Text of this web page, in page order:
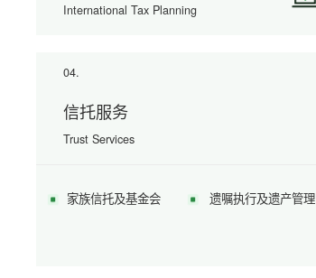
International Tax Planning
04.
信托服务
Trust Services
家族信托及基金会 遗嘱执行及遗产管理